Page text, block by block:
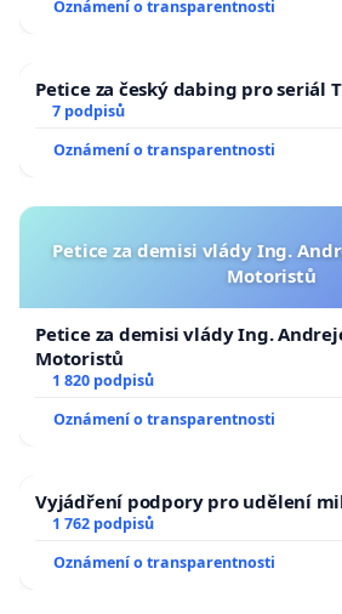
Oznámení o transparentnosti
Petice za český dabing pro seriál
7 podpisů
Oznámení o transparentnosti
Petice za demisi vlády Ing.
Motoristů
Petice za demisi vlády Ing.
Motoristů
1 820 podpisů
Oznámení o transparentnosti
Vyjádření podpory pro udělení
1 762 podpisů
Oznámení o transparentnosti